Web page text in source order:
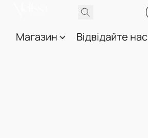
Магазин Відвідайте нас